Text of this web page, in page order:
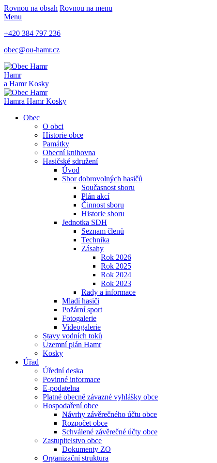
Rovnou na obsah Rovnou na menu
Menu
+420 384 797 236
obec@ou-hamr.cz
Hamr
a Hamr Kosky
Hamra Hamr Kosky
Obec
O obci
Historie obce
Památky
Obecní knihovna
Hasičské sdružení
Úvod
Sbor dobrovolných hasičů
Současnost sboru
Plán akcí
Činnost sboru
Historie sboru
Jednotka SDH
Seznam členů
Technika
Zásahy
Rok 2026
Rok 2025
Rok 2024
Rok 2023
Rady a informace
Mladí hasiči
Požární sport
Fotogalerie
Videogalerie
Stavy vodních toků
Územní plán Hamr
Kosky
Úřad
Úřední deska
Povinné informace
E-podatelna
Platné obecně závazné vyhlášky obce
Hospodaření obce
Návrhy závěrečného účtu obce
Rozpočet obce
Schválené závěrečné účty obce
Zastupitelstvo obce
Dokumenty ZO
Organizační struktura